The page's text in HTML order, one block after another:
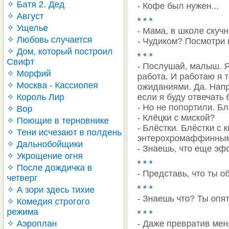
✧ Батя 2. Дед
✧ Август
✧ Ущелье
✧ Любовь случается
✧ Дом, который построил
Свифт
✧ Морфий
✧ Москва - Кассиопея
✧ Король Лир
✧ Вор
✧ Поющие в терновнике
✧ Тени исчезают в полдень
✧ Дальнобойщики
✧ Укрощение огня
✧ После дождичка в
четверг
✧ А зори здесь тихие
✧ Комедия строгого
режима
✧ Аэроплан
- Кофе был нужен...
* * *
- Мама, в школе
- Чудиком? Посмотри
* * *
- Послушай, малыш.
работа. И работаю я
ожиданиями. Да.
если я буду отвечать
- Но не попортили.
- Клёцки с миской?
- Блёстки. Блёстки с
- Знаешь, что еще
* * *
- Представь, что ты
* * *
- Знаешь что? Ты
* * *
- Даже превратив